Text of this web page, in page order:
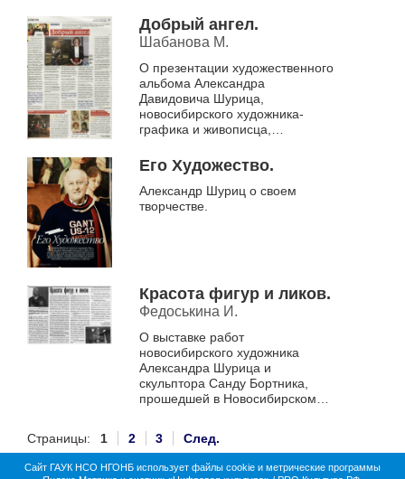
Добрый ангел.
Шабанова М.
О презентации художественного
альбома Александра
Давидовича Шурица,
новосибирского художника-
графика и живописца,
года в большом зале центра
культуры и отдыха "Победа&qu...
Его Художество.
Александр Шуриц о своем
творчестве.
Красота фигур и ликов.
Федоськина И.
О выставке работ
новосибирского художника
Александра Шурица и
скульптора Санду Бортника,
прошедшей в Новосибирском
музее.
Страницы: 1 2 3 След.
Сайт ГАУК НСО НГОНБ использует файлы cookie и метрические программы